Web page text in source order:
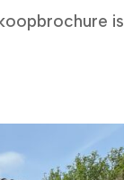
is